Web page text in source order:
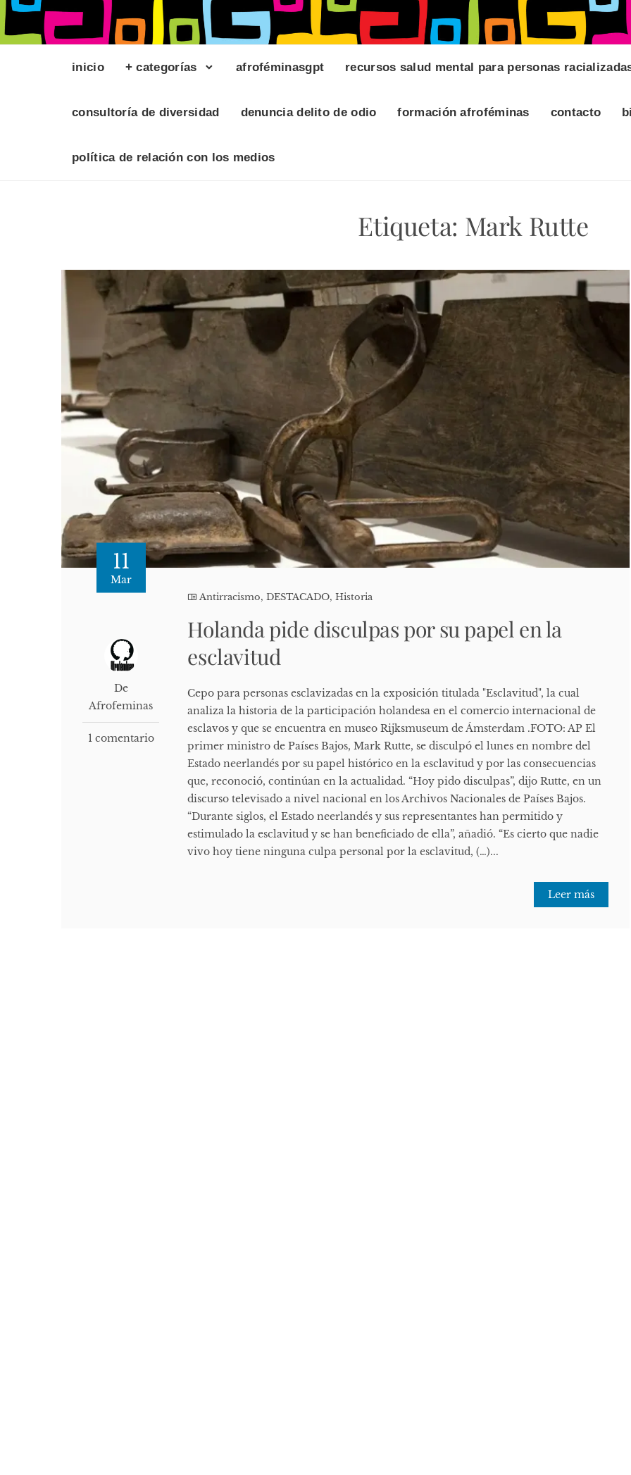
inicio + categorías afroféminasgpt recursos salud mental para personas
consultoría de diversidad denuncia delito de odio formación afroféminas contacto
política de relación con los medios
Etiqueta: Mark Rutte
11
Mar
De
Afrofeminas
1 comentario
Antirracismo,DESTACADO,Historia
Holanda pide disculpas por su papel en la
esclavitud
Cepo para personas esclavizadas en la exposición titulada "Esclavitud", la cual
analiza la historia de la participación holandesa en el comercio internacional de
esclavos y que se encuentra en museo Rijksmuseum de Ámsterdam .FOTO: AP El
primer ministro de Países Bajos, Mark Rutte, se disculpó el lunes en nombre del
Estado neerlandés por su papel histórico en la esclavitud y por las consecuencias
que, reconoció, continúan en la actualidad. “Hoy pido disculpas”, dijo Rutte, en un
discurso televisado a nivel nacional en los Archivos Nacionales de Países Bajos.
“Durante siglos, el Estado neerlandés y sus representantes han permitido y
estimulado la esclavitud y se han beneficiado de ella”, añadió. “Es cierto que nadie
vivo hoy tiene ninguna culpa personal por la esclavitud, (…)...
Leer más